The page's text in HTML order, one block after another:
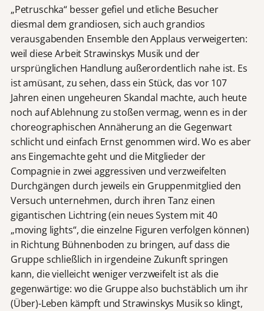
„Petruschka“ besser gefiel und etliche Besucher
diesmal dem grandiosen, sich auch grandios
verausgabenden Ensemble den Applaus verweigerten:
weil diese Arbeit Strawinskys Musik und der
ursprünglichen Handlung außerordentlich nahe ist. Es
ist amüsant, zu sehen, dass ein Stück, das vor 107
Jahren einen ungeheuren Skandal machte, auch heute
noch auf Ablehnung zu stoßen vermag, wenn es in der
choreographischen Annäherung an die Gegenwart
schlicht und einfach Ernst genommen wird. Wo es aber
ans Eingemachte geht und die Mitglieder der
Compagnie in zwei aggressiven und verzweifelten
Durchgängen durch jeweils ein Gruppenmitglied den
Versuch unternehmen, durch ihren Tanz einen
gigantischen Lichtring (ein neues System mit 40
„moving lights“, die einzelne Figuren verfolgen können)
in Richtung Bühnenboden zu bringen, auf dass die
Gruppe schließlich in irgendeine Zukunft springen
kann, die vielleicht weniger verzweifelt ist als die
gegenwärtige: wo die Gruppe also buchstäblich um ihr
(Über)-Leben kämpft und Strawinskys Musik so klingt,